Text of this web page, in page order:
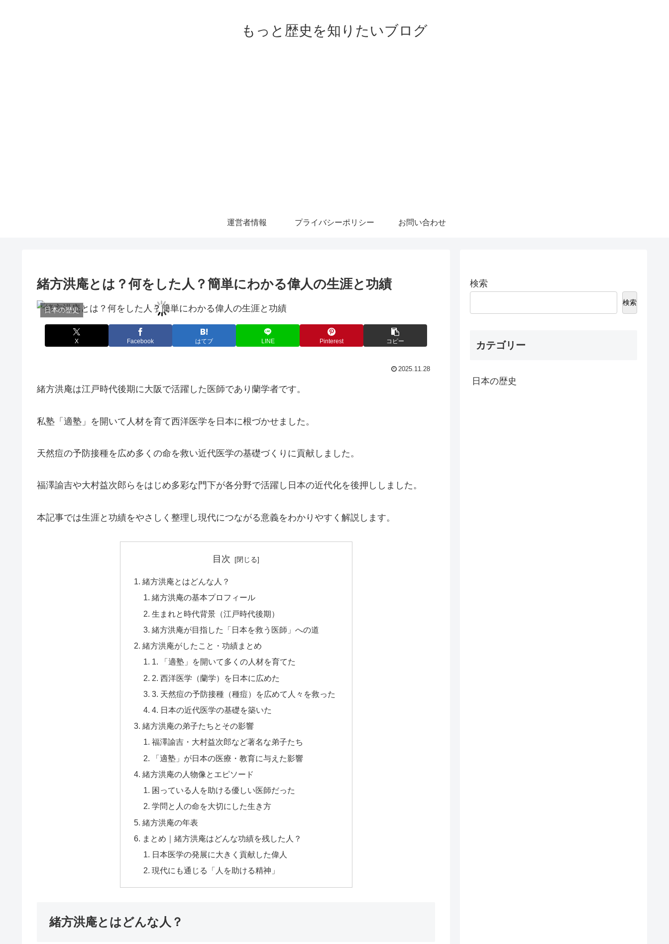
もっと歴史を知りたいブログ
運営者情報 プライバシーポリシー お問い合わせ
緒方洪庵とは？何をした人？簡単にわかる偉人の生涯と功績
日本の歴史
X Facebook はてブ LINE Pinterest コピー
2025.11.28
緒方洪庵は江戸時代後期に大阪で活躍した医師であり蘭学者です。
私塾「適塾」を開いて人材を育て西洋医学を日本に根づかせました。
天然痘の予防接種を広め多くの命を救い近代医学の基礎づくりに貢献しました。
福澤諭吉や大村益次郎らをはじめ多彩な門下が各分野で活躍し日本の近代化を後押ししました。
本記事では生涯と功績をやさしく整理し現代につながる意義をわかりやすく解説します。
目次
緒方洪庵とはどんな人？
緒方洪庵の基本プロフィール
生まれと時代背景（江戸時代後期）
緒方洪庵が目指した「日本を救う医師」への道
緒方洪庵がしたこと・功績まとめ
1. 「適塾」を開いて多くの人材を育てた
2. 西洋医学（蘭学）を日本に広めた
3. 天然痘の予防接種（種痘）を広めて人々を救った
4. 日本の近代医学の基礎を築いた
緒方洪庵の弟子たちとその影響
福澤諭吉・大村益次郎など著名な弟子たち
「適塾」が日本の医療・教育に与えた影響
緒方洪庵の人物像とエピソード
困っている人を助ける優しい医師だった
学問と人の命を大切にした生き方
緒方洪庵の年表
まとめ｜緒方洪庵はどんな功績を残した人？
日本医学の発展に大きく貢献した偉人
現代にも通じる「人を助ける精神」
緒方洪庵とはどんな人？
検索
検索
カテゴリー
日本の歴史